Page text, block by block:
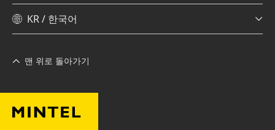
KR / 한국어
맨 위로 돌아가기